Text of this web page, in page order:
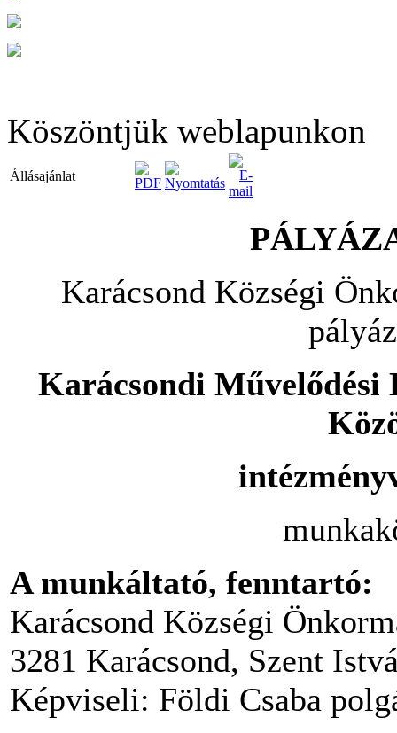
Köszöntjük weblapunkon
Állásajánlat
Karácsond Községi
Karácsondi Művelődési
A munkáltató, fenntartó:
Karácsond Községi
3281 Karácsond, Szent
Képviseli: Földi Csaba